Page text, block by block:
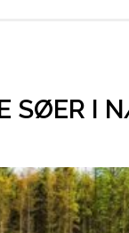
SØER I